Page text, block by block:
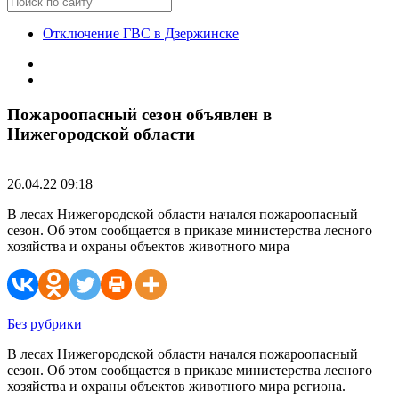
Отключение ГВС в Дзержинске
Пожароопасный сезон объявлен в
Нижегородской области
26.04.22 09:18
В лесах Нижегородской области начался пожароопасный
сезон. Об этом сообщается в приказе министерства лесного
хозяйства и охраны объектов животного мира
Без рубрики
В лесах Нижегородской области начался пожароопасный
сезон. Об этом сообщается в приказе министерства лесного
хозяйства и охраны объектов животного мира региона.